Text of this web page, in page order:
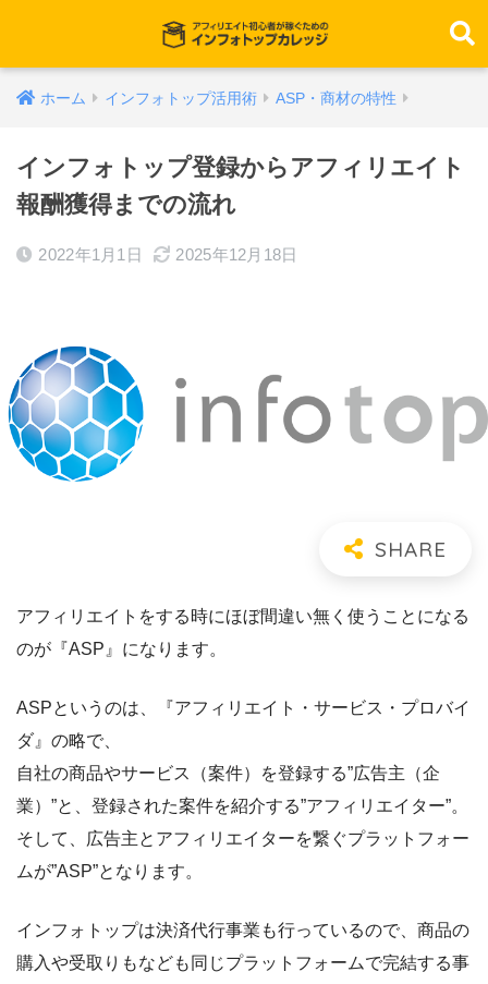
ホーム インフォトップ活用術 ASP・商材の特性
インフォトップ登録からアフィリエイト
報酬獲得までの流れ
2022年1月1日 2025年12月18日
アフィリエイトをする時にほぼ間違い無く使うことになる
のが『ASP』になります。
ASPというのは、『アフィリエイト・サービス・プロバイ
ダ』の略で、
自社の商品やサービス（案件）を登録する”広告主（企
業）”と、登録された案件を紹介する”アフィリエイター”。
そして、広告主とアフィリエイターを繋ぐプラットフォー
ムが”ASP”となります。
インフォトップは決済代行事業も行っているので、商品の
購入や受取りもなども同じプラットフォームで完結する事